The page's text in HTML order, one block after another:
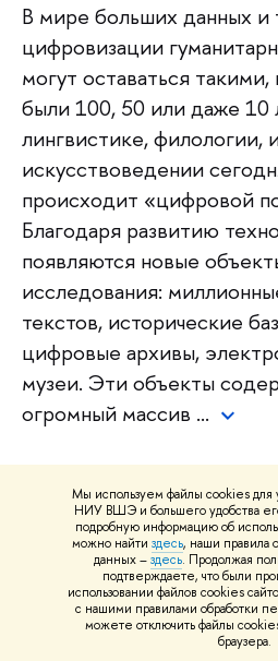
Мы используем файлы cookies для
НИУ ВШЭ и большего удобства
подробную информацию об
можно найти здесь, наши правила
данных –здесь. Продолжая
подтверждаете, что были
использовании файлов cookies
с нашими правилами обработки
можете отключить файлы
браузера.
В мире больших данных и
цифровизации
могут оставаться
были 100, 50 или даже 10
лингвистике, филологии,
искусствоведении
происходит «цифровой
Благодаря развитию
появляются новые
исследования:
текстов, исторические
цифровые архивы,
музеи. Эти объекты
огромный массив …
2 года
Очная форма обучения
РУС+АНГЛ
Обучение ведется на
частично на